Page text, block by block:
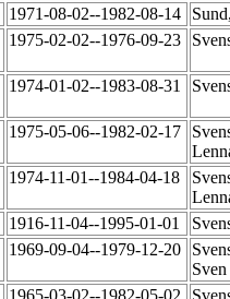
1971-08-02--1982-08-14
1975-02-02--1976-09-23
1974-01-02--1983-08-31
1975-05-06--1982-02-17
1974-11-01--1984-04-18
1916-11-04--1995-01-01
1969-09-04--1979-12-20
Sven